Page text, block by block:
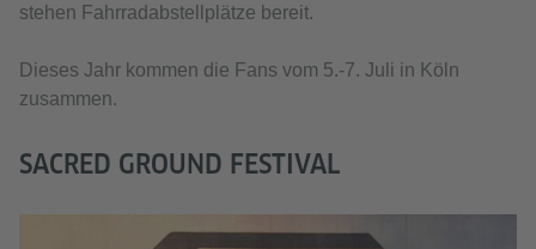
stehen Fahrradabstellplätze bereit.
Dieses Jahr kommen die Fans vom 5.-7. Juli in Köln
zusammen.
SACRED GROUND FESTIVAL